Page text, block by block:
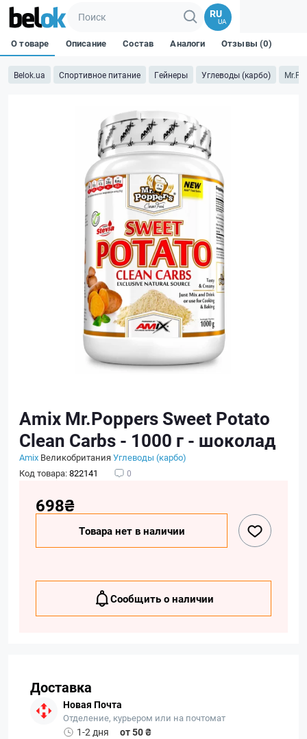
RU
UA
Belok.ua Спортивное питание Гейнеры Углеводы (карбо)
О товаре Описание Состав Аналоги Отзывы (0)
Amix Mr.Poppers Sweet Potato
Clean Carbs - 1000 г - шоколад
Amix ВеликобританияУглеводы (карбо)
Код товара:822141 0
698₴
Товара нет в наличии
Сообщить о наличии
Доставка
Новая Почта
Отделение, курьером или на почтомат
1-2 дня
от 50 ₴